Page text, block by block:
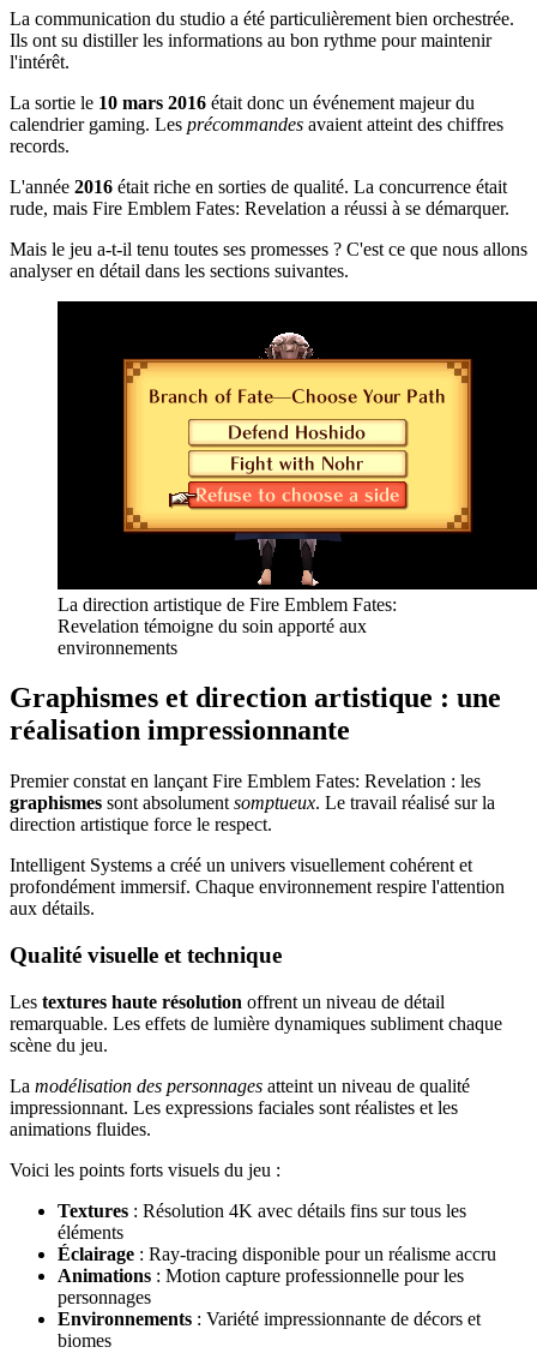
La communication du studio a été particulièrement bien orchestrée.
Ils ont su distiller les informations au bon rythme pour maintenir
l'intérêt.
La sortie le 10 mars 2016 était donc un événement majeur du
calendrier gaming. Les précommandes avaient atteint des chiffres
records.
L'année 2016 était riche en sorties de qualité. La concurrence était
rude, mais Fire Emblem Fates: Revelation a réussi à se démarquer.
Mais le jeu a-t-il tenu toutes ses promesses ? C'est ce que nous allons
analyser en détail dans les sections suivantes.
La direction artistique de Fire Emblem Fates:
Revelation témoigne du soin apporté aux
environnements
Graphismes et direction artistique : une
réalisation impressionnante
Premier constat en lançant Fire Emblem Fates: Revelation : les
graphismes sont absolument somptueux. Le travail réalisé sur la
direction artistique force le respect.
Intelligent Systems a créé un univers visuellement cohérent et
profondément immersif. Chaque environnement respire l'attention
aux détails.
Qualité visuelle et technique
Les textures haute résolution offrent un niveau de détail
remarquable. Les effets de lumière dynamiques subliment chaque
scène du jeu.
La modélisation des personnages atteint un niveau de qualité
impressionnant. Les expressions faciales sont réalistes et les
animations fluides.
Voici les points forts visuels du jeu :
Textures : Résolution 4K avec détails fins sur tous les
éléments
Éclairage : Ray-tracing disponible pour un réalisme accru
Animations : Motion capture professionnelle pour les
personnages
Environnements : Variété impressionnante de décors et
biomes